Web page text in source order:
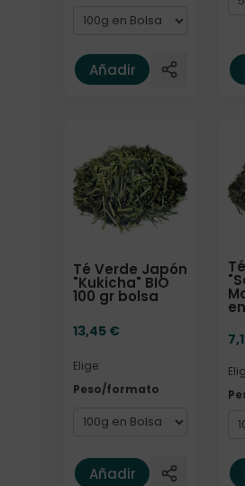
Añadir
Té Verde Japón
"Kukicha" BIO
100 gr bolsa
13,45 €
Elige:
Peso/formato
Añadir